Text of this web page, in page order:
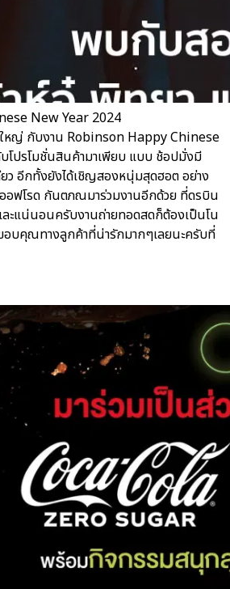
New Year 2024
หญ่ กับงาน Robinson Happy Chinese
ปรโมชั่นสินค้ามาเพียบ แบบ ช้อปมั่งมี
ว อีกทั้งยังได้เชิญสองหนุ่มสุดฮอต อย่าง
ฟโรด กันตภณมาร่วมงานอีกด้วย ที่ดรบิน
ะแน่นอนครับงานถ่ายทอดสดก็ต้องเป็นโน
อบคุณทางลูกค้าที่น่ารักมากๆเลยนะครับที่